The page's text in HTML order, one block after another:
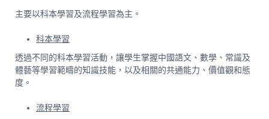
主要以科本學習及流程學習為主。
科本學習
透過不同的科本學習活動，讓學生掌握中國語文、數學、常識及
體藝等學習範疇的知識技能，以及相關的共通能力、價值觀和態
度。
流程學習